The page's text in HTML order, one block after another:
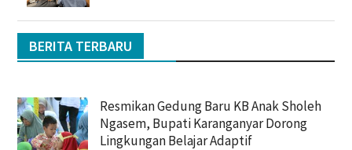
BERITA TERBARU
Resmikan Gedung Baru KB Anak Sholeh
Ngasem, Bupati Karanganyar Dorong
Lingkungan Belajar Adaptif